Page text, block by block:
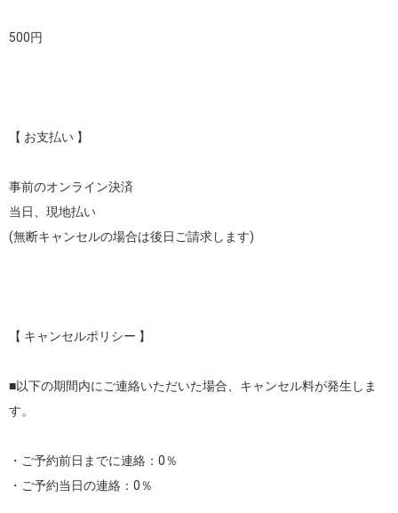
500円
【 お支払い 】
事前のオンライン決済
当日、現地払い
(無断キャンセルの場合は後日ご請求します)
【 キャンセルポリシー 】
■以下の期間内にご連絡いただいた場合、キャンセル料が発生しま
す。
・ご予約前日までに連絡：0％
・ご予約当日の連絡：0％